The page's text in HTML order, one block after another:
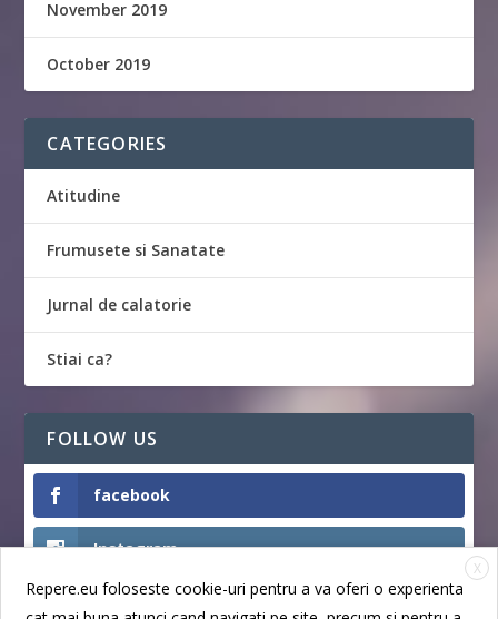
November 2019
October 2019
CATEGORIES
Atitudine
Frumusete si Sanatate
Jurnal de calatorie
Stiai ca?
FOLLOW US
facebook
Instagram
Like
X
Repere.eu foloseste cookie-uri pentru a va oferi o experienta